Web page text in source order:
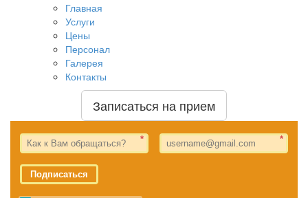
Главная
Услуги
Цены
Персонал
Галерея
Контакты
Записаться на прием
* *
Подписаться